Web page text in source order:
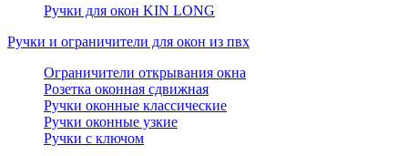
Ручки для окон KIN LONG
Ручки и ограничители для окон из пвх
Ограничители открывания окна
Розетка оконная сдвижная
Ручки оконные классические
Ручки оконные узкие
Ручки с ключом